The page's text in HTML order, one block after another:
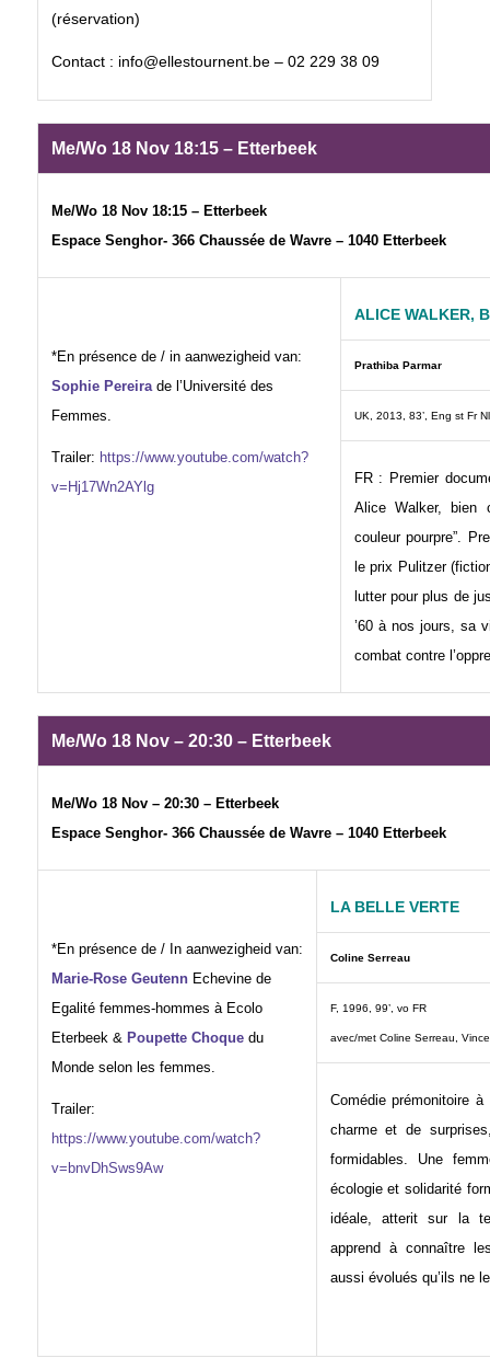
(réservation)
Contact : info@ellestournent.be – 02 229 38 09
Me/Wo 18 Nov 18:15 – Etterbeek
Me/Wo 18 Nov 18:15 – Etterbeek
Espace Senghor- 366 Chaussée de Wavre – 1040 Etterbeek
*En présence de / in aanwezigheid van:
Sophie Pereirade l’Université des
Femmes.
Trailer: https://www.youtube.com/watch?
v=Hj17Wn2AYlg
ALICE WALKER,
Prathiba Parmar
UK, 2013, 83’, Eng st Fr Nl
FR : Premier
Alice Walker, bien
couleur pourpre”.
le prix Pulitzer
lutter pour plus de
’60 à nos jours, sa
combat contre
Me/Wo 18 Nov – 20:30 – Etterbeek
Me/Wo 18 Nov – 20:30 – Etterbeek
Espace Senghor- 366 Chaussée de Wavre – 1040 Etterbeek
*En présence de / In aanwezigheid van:
Marie-Rose GeutennEchevine de
Egalité femmes-hommes à Ecolo
Eterbeek & Poupette Choquedu
Monde selon les femmes.
Trailer:
https://www.youtube.com/watch?
v=bnvDhSws9Aw
LA BELLE VERTE
Coline Serreau
F, 1996, 99’, vo FR
avec/met Coline Serreau,
Comédie prémonitoire à
charme et de
formidables. Une
écologie et solidarité
idéale, atterit sur la
apprend à connaître
aussi évolués qu’ils ne